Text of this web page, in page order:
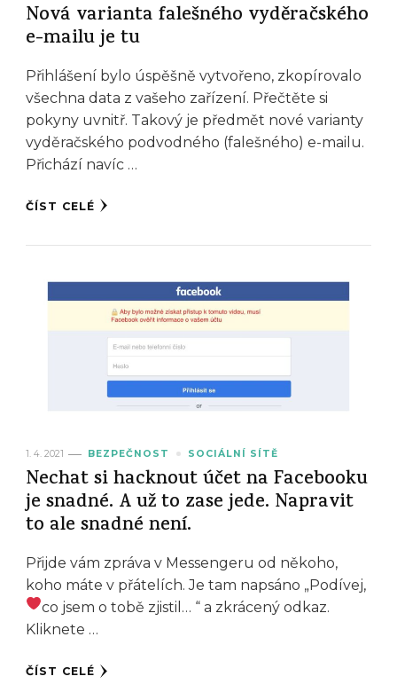
Nová varianta falešného vyděračského
e-mailu je tu
Přihlášení bylo úspěšně vytvořeno, zkopírovalo
všechna data z vašeho zařízení. Přečtěte si
pokyny uvnitř. Takový je předmět nové varianty
vyděračského podvodného (falešného) e-mailu.
Přichází navíc …
ČÍST CELÉ
1. 4. 2021 BEZPEČNOST SOCIÁLNÍ SÍTĚ
Nechat si hacknout účet na Facebooku
je snadné. A už to zase jede. Napravit
to ale snadné není.
Přijde vám zpráva v Messengeru od někoho,
koho máte v přátelích. Je tam napsáno „Podívej,
co jsem o tobě zjistil… “ a zkrácený odkaz.
Kliknete …
ČÍST CELÉ